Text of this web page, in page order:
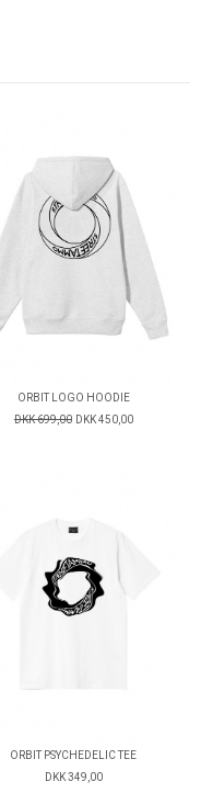
ORBIT LOGO HOODIE
DKK 699,00 DKK 450,00
ORBIT PSYCHEDELIC TEE
DKK 349,00